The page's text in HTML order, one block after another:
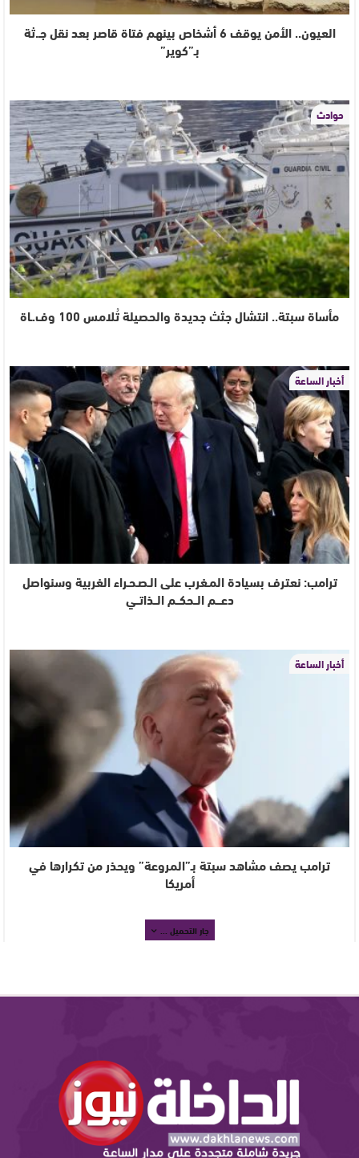
العيون.. الأمن يوقف 6 أشخاص بينهم فتاة قاصر بعد نقل جـ.ثة
بـ”كوير”
حوادث
مأساة سبتة.. انتشال جثث جديدة والحصيلة تُلامس 100 وف.ـاة
أخبار الساعة
ترامب: نعترف بسيادة المـغرب على الـصـحـراء الغربية وسنواصل
دعـــم الــحكــم الــذاتــي
أخبار الساعة
ترامب يصف مشاهد سبتة بـ”المروعة” ويحذر من تكرارها في
أمريكا
جار التحميل ...